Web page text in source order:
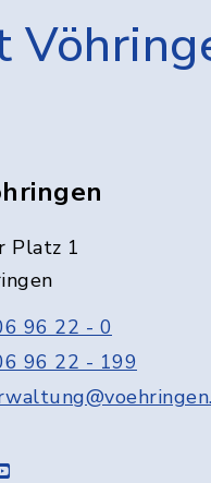
Platz 1
96 22 - 0
96 22 - 199
youtube